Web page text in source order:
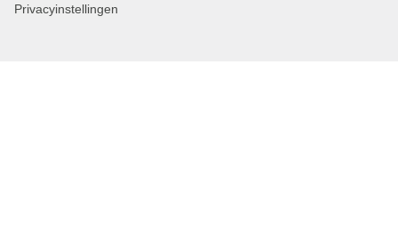
Privacyinstellingen